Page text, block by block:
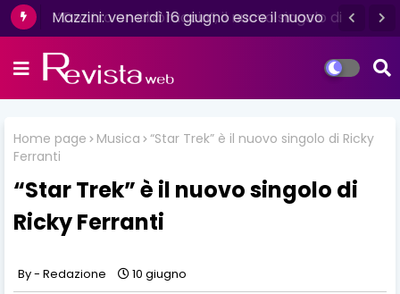
Mazzini: venerdì 16 giugno esce il nuovo
Home page Musica “Star Trek” è il nuovo singolo di Ricky
Ferranti
“Star Trek” è il nuovo singolo di
Ricky Ferranti
Redazione 10 giugno